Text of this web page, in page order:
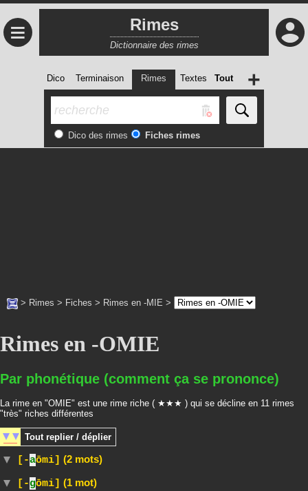
≡ Rimes
Dictionnaire des rimes
Dico Terminaison Rimes Textes Tout
Dico des rimes Fiches rimes
+
> Rimes > Fiches > Rimes en -MIE >
Rimes en -OMIE
Par phonétique (comment ça se prononce)
La rime en "OMIE" est une rime riche ( ★★★ ) qui se décline en 11 rimes
"très" riches différentes
Tout replier / déplier
[-aōmi] (2 mots)
[-gōmi] (1 mot)